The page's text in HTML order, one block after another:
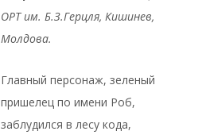
ОРТ им. Б.З.Герцля, Кишинев,
Молдова.
Главный персонаж, зеленый
пришелец по имени Роб,
заблудился в лесу кода,